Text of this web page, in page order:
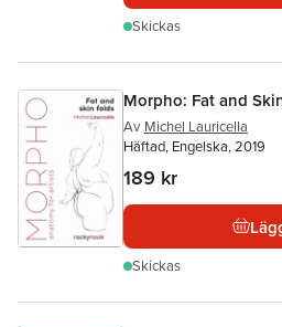
Skickas
Morpho: Fat and
Av Michel Lauricella
Häftad, Engelska, 2019
189 kr
Skickas